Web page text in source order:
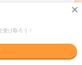
歩9分／梅田(地下鉄)
---分／東梅田駅から--
け取ろう！